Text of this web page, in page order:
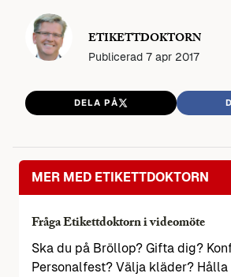
ETIKETTDOKTORN
Publicerad 7 apr 2017
DELA PÅ
MER MED ETIKETTDOKTORN
Fråga Etikettdoktorn i videomöte
Ska du på Bröllop? Gifta dig?
Personalfest? Välja kläder?